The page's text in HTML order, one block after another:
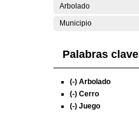
Arbolado
Municipio
Palabras clave
(-) Arbolado
(-) Cerro
(-) Juego